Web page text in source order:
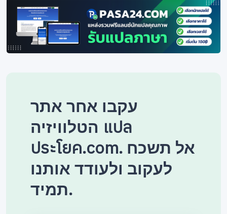
עקבו אחר אתר
הטלוויזיה แปล
ประโยค.com. אל תשכח
לעקוב ולעודד אותנו
תמיד.